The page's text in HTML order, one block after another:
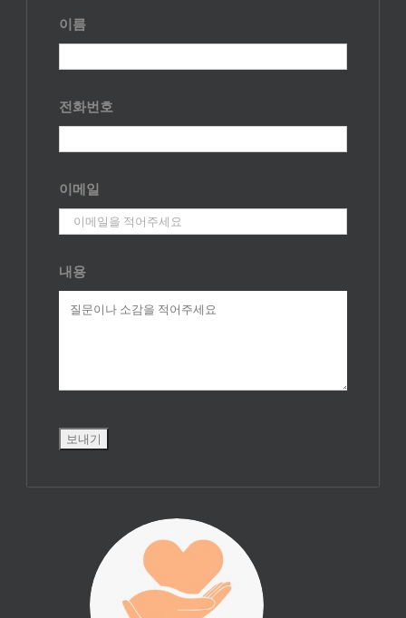
이름
전화번호
이메일
내용
진리횃불 사역은
여러분의 후원으